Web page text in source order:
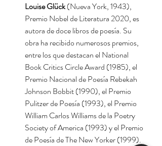
Louise Glück(Nueva York, 1943),
Premio Nobel de Literatura 2020, es
autora de doce libros de poesía. Su
obra ha recibido numerosos premios,
entre los que destacan el National
Book Critics Circle Award (1985), el
Premio Nacional de Poesía Rebekah
Johnson Bobbit (1990), el Premio
Pulitzer de Poesía (1993), el Premio
William Carlos Williams de la Poetry
Society of America (1993) y el Premio
de Poesía de The New Yorker (1999).